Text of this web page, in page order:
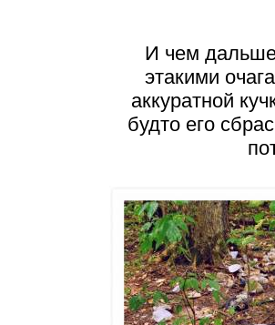
И чем
этакими
аккуратной
будто его